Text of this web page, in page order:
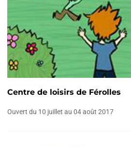
Centre de loisirs de Férolles
Ouvert du 10 juillet au 04 août 2017